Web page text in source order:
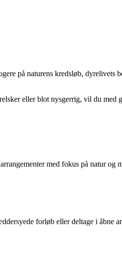
på naturens kredsløb, dyrelivets
eller blot nysgerrig, vil du med
med fokus på natur og
forløb eller deltage i åbne